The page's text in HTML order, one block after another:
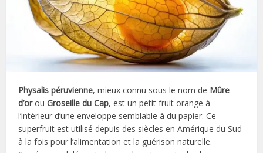
Physalis péruvienne, mieux connu sous le nom de Mûre
d’orouGroseille du Cap, est un petit fruit orange à
l’intérieur d’une enveloppe semblable à du papier. Ce
superfruit est utilisé depuis des siècles en Amérique du Sud
à la fois pour l’alimentation et la guérison naturelle.